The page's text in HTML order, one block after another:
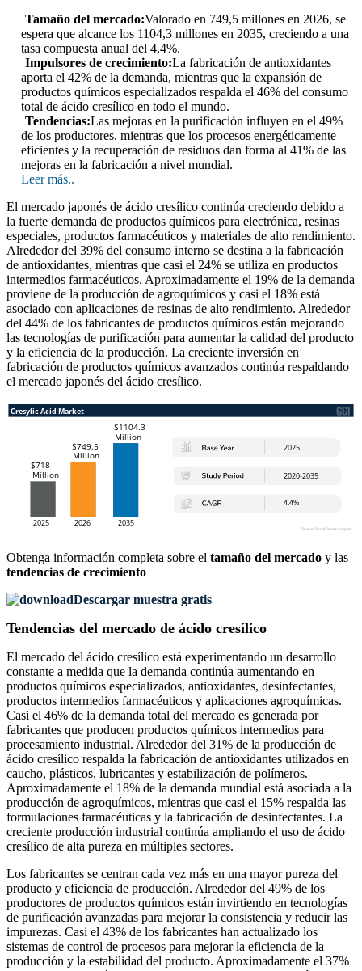
Tamaño del mercado:Valorado en 749,5 millones en 2026, se
espera que alcance los 1104,3 millones en 2035, creciendo a una
tasa compuesta anual del 4,4%.
Impulsores de crecimiento:La fabricación de antioxidantes
aporta el 42% de la demanda, mientras que la expansión de
productos químicos especializados respalda el 46% del consumo
total de ácido cresílico en todo el mundo.
Tendencias:Las mejoras en la purificación influyen en el 49%
de los productores, mientras que los procesos energéticamente
eficientes y la recuperación de residuos dan forma al 41% de las
mejoras en la fabricación a nivel mundial.
Leer más..
El mercado japonés de ácido cresílico continúa creciendo debido a
la fuerte demanda de productos químicos para electrónica, resinas
especiales, productos farmacéuticos y materiales de alto rendimiento.
Alrededor del 39% del consumo interno se destina a la fabricación
de antioxidantes, mientras que casi el 24% se utiliza en productos
intermedios farmacéuticos. Aproximadamente el 19% de la demanda
proviene de la producción de agroquímicos y casi el 18% está
asociado con aplicaciones de resinas de alto rendimiento. Alrededor
del 44% de los fabricantes de productos químicos están mejorando
las tecnologías de purificación para aumentar la calidad del producto
y la eficiencia de la producción. La creciente inversión en
fabricación de productos químicos avanzados continúa respaldando
el mercado japonés del ácido cresílico.
Obtenga información completa sobre el tamaño del mercado y las
tendencias de crecimiento
Descargar muestra gratis
Tendencias del mercado de ácido cresílico
El mercado del ácido cresílico está experimentando un desarrollo
constante a medida que la demanda continúa aumentando en
productos químicos especializados, antioxidantes, desinfectantes,
productos intermedios farmacéuticos y aplicaciones agroquímicas.
Casi el 46% de la demanda total del mercado es generada por
fabricantes que producen productos químicos intermedios para
procesamiento industrial. Alrededor del 31% de la producción de
ácido cresílico respalda la fabricación de antioxidantes utilizados en
caucho, plásticos, lubricantes y estabilización de polímeros.
Aproximadamente el 18% de la demanda mundial está asociada a la
producción de agroquímicos, mientras que casi el 15% respalda las
formulaciones farmacéuticas y la fabricación de desinfectantes. La
creciente producción industrial continúa ampliando el uso de ácido
cresílico de alta pureza en múltiples sectores.
Los fabricantes se centran cada vez más en una mayor pureza del
producto y eficiencia de producción. Alrededor del 49% de los
productores de productos químicos están invirtiendo en tecnologías
de purificación avanzadas para mejorar la consistencia y reducir las
impurezas. Casi el 43% de los fabricantes han actualizado los
sistemas de control de procesos para mejorar la eficiencia de la
producción y la estabilidad del producto. Aproximadamente el 37%